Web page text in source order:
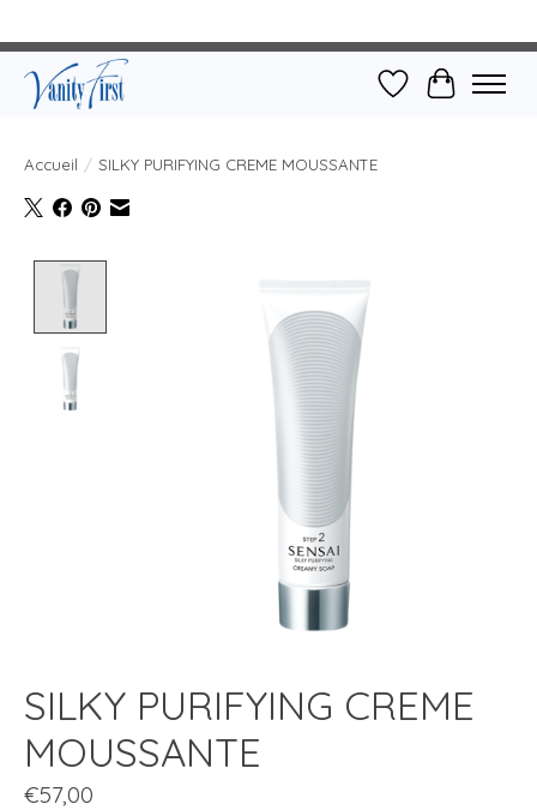
Liste dePanier
Accueil / SILKY PURIFYING CREME MOUSSANTE
SILKY PURIFYING CREME
MOUSSANTE
€57,00